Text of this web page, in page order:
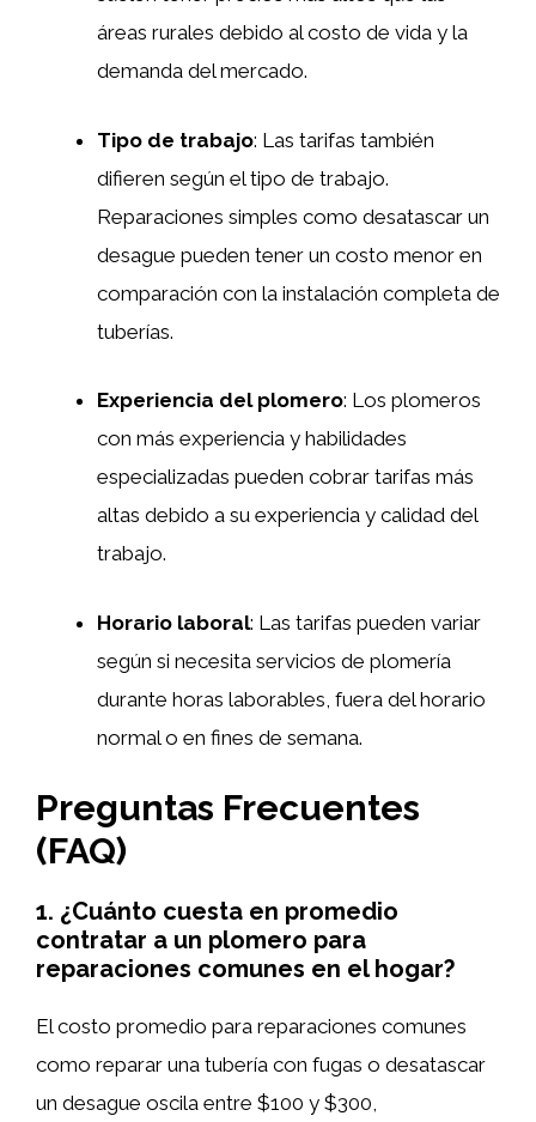
áreas rurales debido al costo de vida y la
demanda del mercado.
Tipo de trabajo: Las tarifas también
difieren según el tipo de trabajo.
Reparaciones simples como desatascar un
desague pueden tener un costo menor en
comparación con la instalación completa de
tuberías.
Experiencia del plomero: Los plomeros
con más experiencia y habilidades
especializadas pueden cobrar tarifas más
altas debido a su experiencia y calidad del
trabajo.
Horario laboral: Las tarifas pueden variar
según si necesita servicios de plomería
durante horas laborables, fuera del horario
normal o en fines de semana.
Preguntas Frecuentes
(FAQ)
1. ¿Cuánto cuesta en promedio
contratar a un plomero para
reparaciones comunes en el hogar?
El costo promedio para reparaciones comunes
como reparar una tubería con fugas o desatascar
un desague oscila entre $100 y $300,